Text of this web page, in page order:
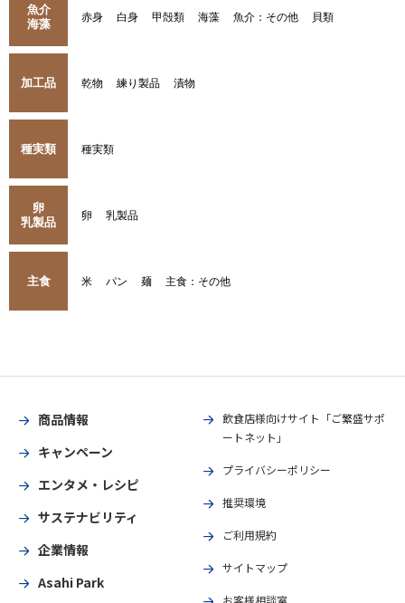
魚介
海藻
赤身 白身 甲殻類 海藻 魚介：その他 貝類
加工品 乾物 練り製品 漬物
種実類 種実類
卵
乳製品
卵 乳製品
主食 米 パン 麺 主食：その他
商品情報
キャンペーン
エンタメ・レシピ
サステナビリティ
企業情報
Asahi Park
飲食店様向けサイト「ご繁盛サポ
ートネット」
プライバシーポリシー
推奨環境
ご利用規約
サイトマップ